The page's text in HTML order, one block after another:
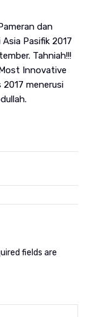
dan
Pasifik 2017
Tahniah!!!
Innovative
menerusi
fields are